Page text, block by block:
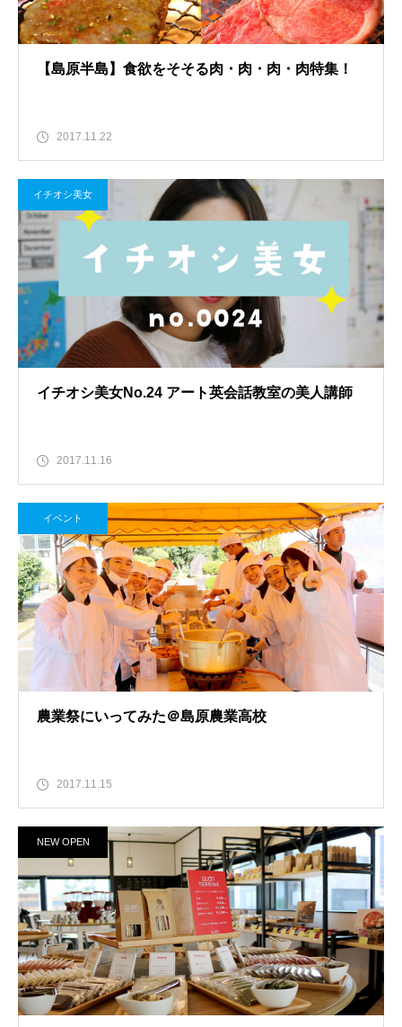
【島原半島】食欲をそそる肉・肉・肉・肉特集！
2017.11.22
イチオシ美女
イチオシ美女No.24 アート英会話教室の美人講師
2017.11.16
イベント
農業祭にいってみた＠島原農業高校
2017.11.15
NEW OPEN